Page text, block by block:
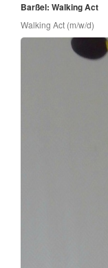
Barßel: Walking Act
Walking Act (m/w/d)